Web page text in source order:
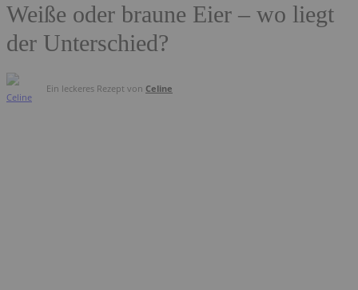
Weiße oder braune Eier – wo liegt
der Unterschied?
Ein leckeres Rezept von Celine